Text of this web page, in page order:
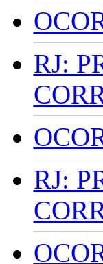
RJ:
RJ: